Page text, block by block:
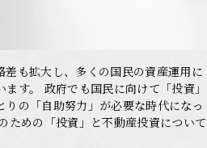
差も拡大し、多くの国民の資産運用に
す。 政府でも国民に向けて「投資」
りの「自助努力」が必要な時代になっ
ための「投資」と不動産投資について